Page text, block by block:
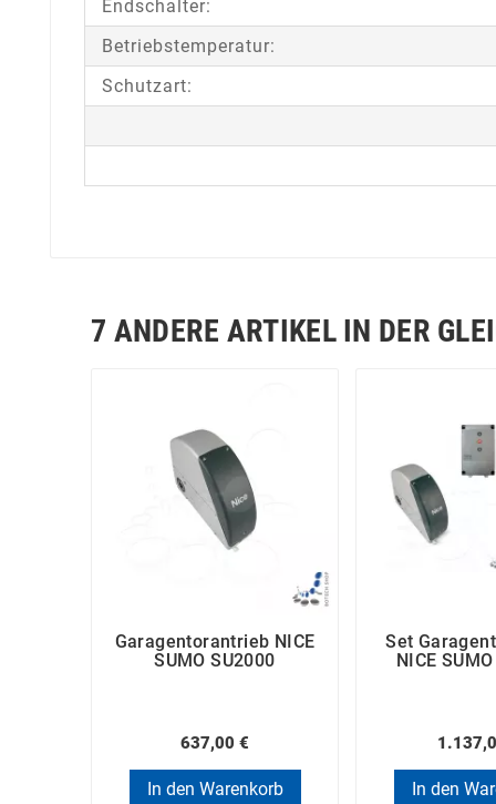
Endschalter:
Betriebstemperatur:
Schutzart:
7 ANDERE ARTIKEL IN DER
Garagentorantrieb NICE
SUMO SU2000
637,00 €
In den Warenkorb
Set
NICE
In den